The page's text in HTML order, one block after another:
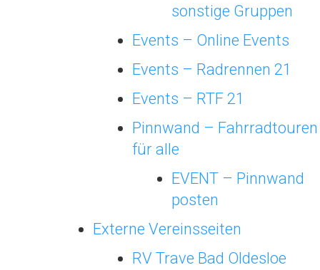
sonstige Gruppen
Events – Online Events
Events – Radrennen 21
Events – RTF 21
Pinnwand – Fahrradtouren
für alle
EVENT – Pinnwand
posten
Externe Vereinsseiten
RV Trave Bad Oldesloe